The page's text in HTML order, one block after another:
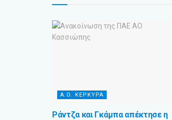
Α.Ο. ΚΕΡΚΥΡΑ
Ράντζα και Γκάμπα απέκτησε η